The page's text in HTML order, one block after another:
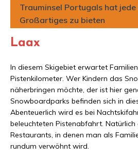
Trauminsel Portugals hat jede
Großartiges zu bieten
Laax
In diesem Skigebiet erwartet
Pistenkilometer. Wer Kindern das
näherbringen möchte, der ist hier
Snowboardparks befinden sich in
Abenteuerlich wird es bei
beleuchteten Pistenabfahrt. Natürlich
Restaurants, in denen man als
rundum verwöhnt wird.